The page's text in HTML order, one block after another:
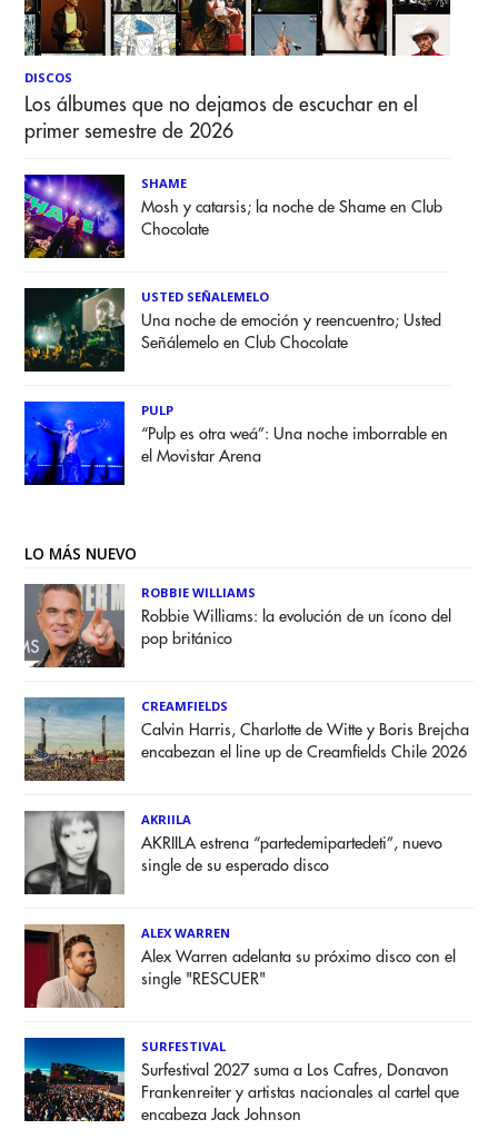
DISCOS
Los álbumes que no dejamos de escuchar en el
primer semestre de 2026
SHAME
Mosh y catarsis; la noche de Shame en Club
Chocolate
USTED SEÑALEMELO
Una noche de emoción y reencuentro; Usted
Señálemelo en Club Chocolate
PULP
“Pulp es otra weá”: Una noche imborrable en
el Movistar Arena
LO MÁS NUEVO
ROBBIE WILLIAMS
Robbie Williams: la evolución de un ícono del
pop británico
CREAMFIELDS
Calvin Harris, Charlotte de Witte y Boris Brejcha
encabezan el line up de Creamfields Chile 2026
AKRIILA
AKRIILA estrena “partedemipartedeti”, nuevo
single de su esperado disco
ALEX WARREN
Alex Warren adelanta su próximo disco con el
single "RESCUER"
SURFESTIVAL
Surfestival 2027 suma a Los Cafres, Donavon
Frankenreiter y artistas nacionales al cartel que
encabeza Jack Johnson